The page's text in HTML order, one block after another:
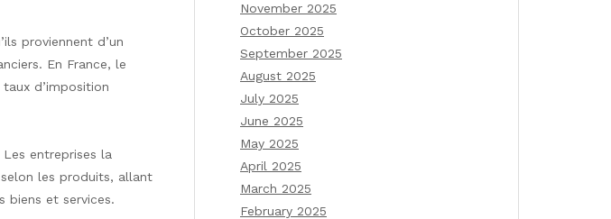
proviennent d’un
En France, le
d’imposition
entreprises la
les produits, allant
biens et services.
November 2025
October 2025
September 2025
August 2025
July 2025
June 2025
May 2025
April 2025
March 2025
February 2025